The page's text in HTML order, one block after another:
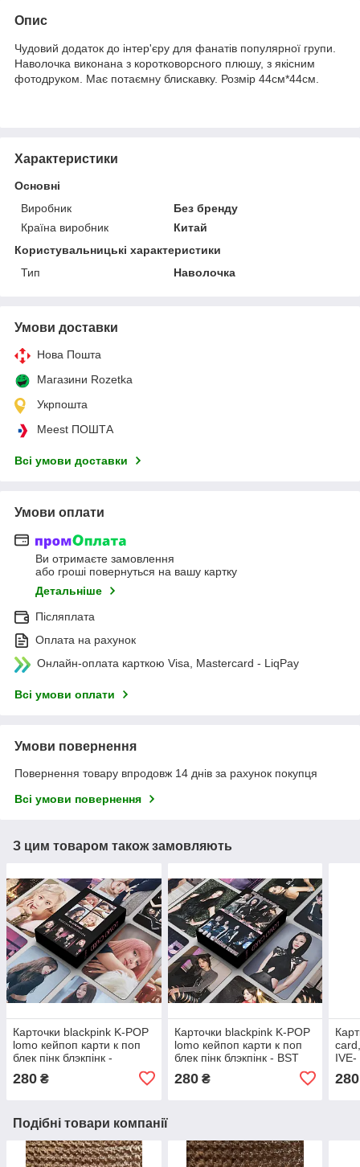
Опис
Чудовий додаток до інтер'єру для фанатів популярної групи.
Наволочка виконана з коротковорсного плюшу, з якісним
фотодруком. Має потаємну блискавку. Розмір 44см*44см.
Характеристики
Основні
Виробник
Без бренду
Країна виробник
Китай
Користувальницькі характеристики
Тип
Наволочка
Умови доставки
Нова Пошта
Магазини Rozetka
Укрпошта
Meest ПОШТА
Всі умови доставки
Умови оплати
Ви отримаєте замовлення
або гроші повернуться на вашу картку
Детальніше
Післяплата
Оплата на рахунок
Онлайн-оплата карткою Visa, Mastercard - LiqPay
Всі умови оплати
Умови повернення
Повернення товару впродовж 14 днів за рахунок покупця
Всі умови повернення
З цим товаром також замовляють
Карточки blackpink K-POP
lomo кейпоп карти к поп
блек пінк блэкпінк -
280 ₴
Карточки blackpink K-POP
lomo кейпоп карти к поп
блек пінк блэкпінк - BST
шт
280₴ 280
Подібні товари компанії